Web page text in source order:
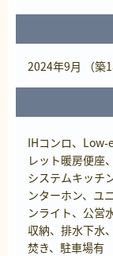
2024年9月 （築1
IHコンロ、Low-
レット暖房便座
システムキッチ
ンターホン、ユ
ンライト、公営
収納、排水下水
焚き、駐車場有